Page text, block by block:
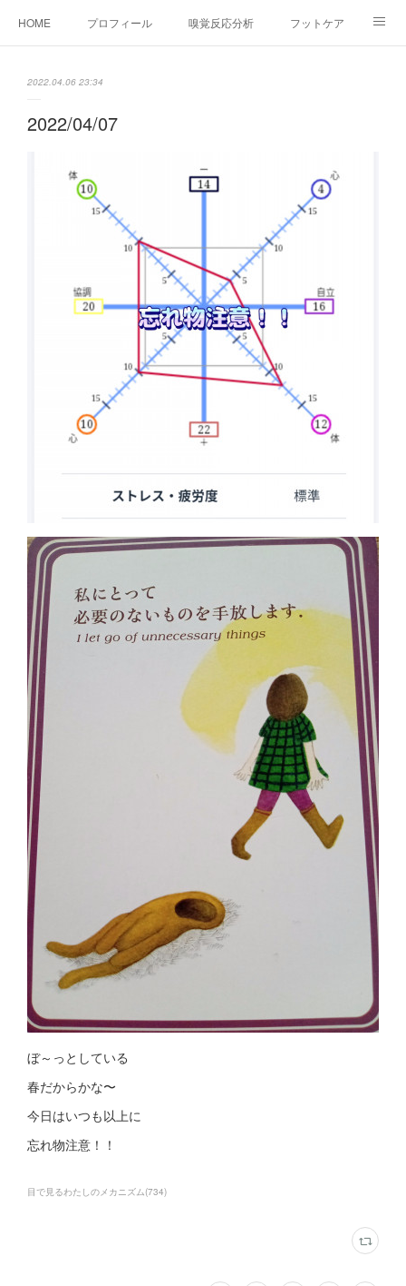
HOME プロフィール 嗅覚反応分析 フットケア
2022.04.06 23:34
2022/04/07
ぼ～っとしている
春だからかな〜
今日はいつも以上に
忘れ物注意！！
目で見るわたしのメカニズム(734)